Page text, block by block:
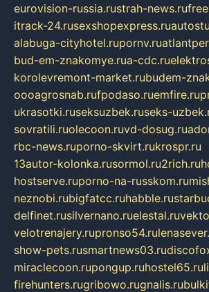
eurovision-russia.rustrah-news.ru
itrack-24.rusexshopexpress.ru
alabuga-cityhotel.rupornv.ru
bud-em-znakomye.rua-cdc.ru
korolevremont-market.rubudem-
oooagrosnab.rufpodaso.ruemfire.ru
ukrasotki.ruseksuzbek.ruseks-
sovratili.ruolecoon.ruvd-dosug.ru
rbc-news.ruporno-skvirt.rukrospr.ru
13autor-kolonka.rusormol.ru2rich.ru
hostserve.ruporno-na-russkom.ru
neznobi.rubigfatcc.ruhabble.ru
delfinet.rusilvernano.ruelestal.ru
velotrenajery.rupronso54.ru
show-pets.rusmartnews03.ru
miraclecoon.rupongup.ruhostel65.ru
firehunters.rugribowo.rugnalis.ru